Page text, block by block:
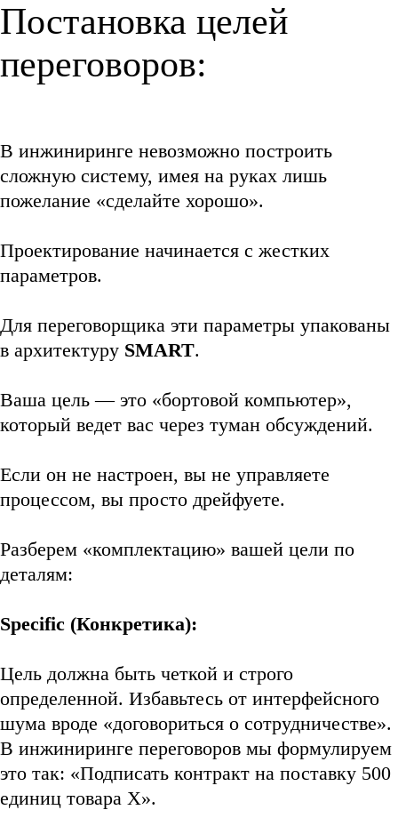
Постановка целей
переговоров:
В инжиниринге невозможно построить
сложную систему, имея на руках лишь
пожелание «сделайте хорошо».
Проектирование начинается с жестких
параметров.
Для переговорщика эти параметры упакованы
в архитектуру SMART.
Ваша цель — это «бортовой компьютер»,
который ведет вас через туман обсуждений.
Если он не настроен, вы не управляете
процессом, вы просто дрейфуете.
Разберем «комплектацию» вашей цели по
деталям:
Specific (Конкретика):
Цель должна быть четкой и строго
определенной. Избавьтесь от интерфейсного
шума вроде «договориться о сотрудничестве».
В инжиниринге переговоров мы формулируем
это так: «Подписать контракт на поставку 500
единиц товара X».